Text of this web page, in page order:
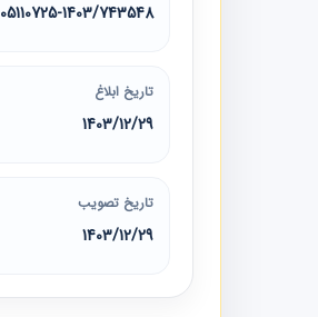
05110725-1403/743548
تاریخ ابلاغ
1403/12/29
تاریخ تصویب
1403/12/29